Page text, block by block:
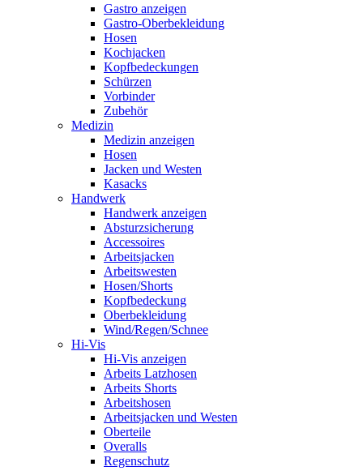
Gastro anzeigen
Gastro-Oberbekleidung
Hosen
Kochjacken
Kopfbedeckungen
Schürzen
Vorbinder
Zubehör
Medizin
Medizin anzeigen
Hosen
Jacken und Westen
Kasacks
Handwerk
Handwerk anzeigen
Absturzsicherung
Accessoires
Arbeitsjacken
Arbeitswesten
Hosen/Shorts
Kopfbedeckung
Oberbekleidung
Wind/Regen/Schnee
Hi-Vis
Hi-Vis anzeigen
Arbeits Latzhosen
Arbeits Shorts
Arbeitshosen
Arbeitsjacken und Westen
Oberteile
Overalls
Regenschutz